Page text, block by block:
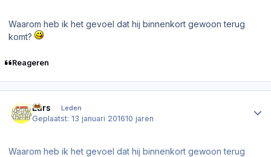
Waarom heb ik het gevoel dat hij binnenkort gewoon terug
komt?
Reageren
Lars Leden
Geplaatst:13 januari 201610 jaren
Waarom heb ik het gevoel dat hij binnenkort gewoon terug